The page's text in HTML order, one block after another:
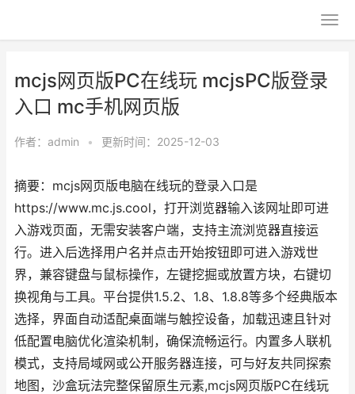
mcjs网页版PC在线玩 mcjsPC版登录
入口 mc手机网页版
作者： admin • 更新时间：2025-12-03
摘要：mcjs网页版电脑在线玩的登录入口是
https://www.mc.js.cool，打开浏览器输入该网址即可进
入游戏页面，无需安装客户端，支持主流浏览器直接运
行。进入后选择用户名并点击开始按钮即可进入游戏世
界，兼容键盘与鼠标操作，左键挖掘或放置方块，右键切
换视角与工具。平台提供1.5.2、1.8、1.8.8等多个经典版本
选择，界面自动适配桌面端与触控设备，加载迅速且针对
低配置电脑优化渲染机制，确保流畅运行。内置多人联机
模式，支持局域网或公开服务器连接，可与好友共同探索
地图，沙盒玩法完整保留原生元素,mcjs网页版PC在线玩